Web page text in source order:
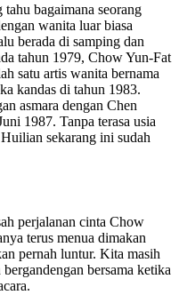
bagaimana seorang
wanita luar biasa
berada di samping dan
tahun 1979, Chow Yun-Fat
satu artis wanita bernama
kandas di tahun 1983.
asmara dengan Chen
1987. Tanpa terasa usia
sekarang ini sudah
perjalanan cinta Chow
terus menua dimakan
pernah luntur. Kita masih
bersama ketika